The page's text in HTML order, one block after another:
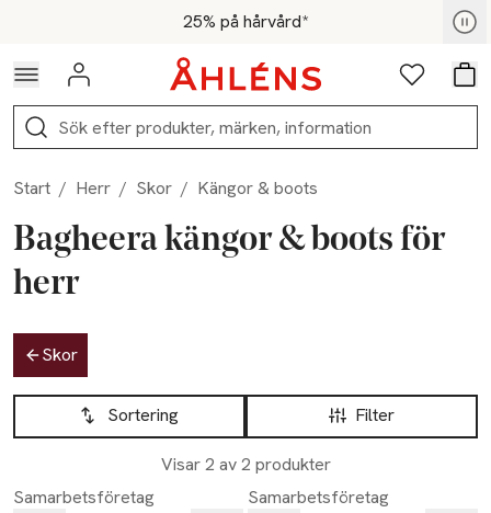
Hoppa till navigationsmenyn25% på hårvård*
För medlemmar - Shoppa nu
Logga in Favoriter
Sök
Start / Herr / Skor / Kängor & boots
Bagheera kängor & boots för
herr
Hoppa till produktsidan
Skor
Hoppa till produktsidan
Filter
Sortering
Visar 2 av 2 produkter
Lista över produkter
Samarbetsföretag
Samarbetsföretag